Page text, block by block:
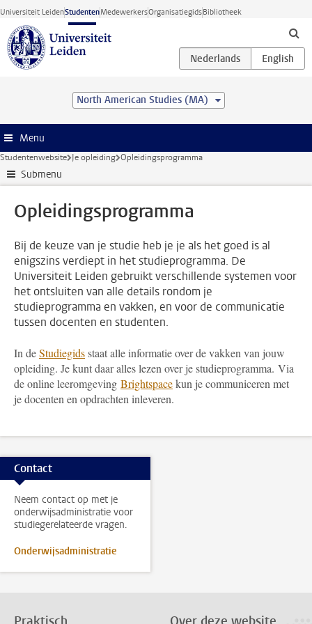
Ga direct naar de inhoud
Universiteit LeidenStudentenMedewerkersOrganisatiegidsBibliotheek
North American Studies (MA)
Menu
Studentenwebsite Je opleiding Opleidingsprogramma
Submenu
Opleidingsprogramma
Bij de keuze van je studie heb je je als het goed is al
enigszins verdiept in het studieprogramma. De
Universiteit Leiden gebruikt verschillende systemen voor
het ontsluiten van alle details rondom je
studieprogramma en vakken, en voor de communicatie
tussen docenten en studenten.
In deStudiegidsstaat alle informatie over de vakken van jouw
opleiding. Je kunt daar alles lezen over je studieprogramma. Via
de online leeromgeving Brightspacekun je communiceren met
je docenten en opdrachten inleveren.
Contact
Neem contact op met je
onderwijsadministratie voor
studiegerelateerde vragen.
Onderwijsadministratie